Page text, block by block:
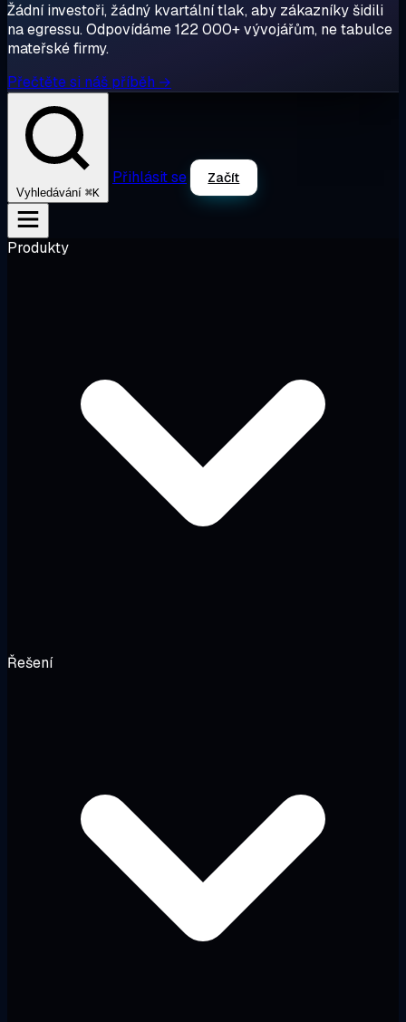
Žádní investoři, žádný kvartální tlak, aby zákazníky šidili
na egressu. Odpovídáme 122 000+ vývojářům, ne tabulce
mateřské firmy.
Přečtěte si náš příběh →
Vyhledávání ⌘K
Přihlásit se Začít
Produkty
Řešení